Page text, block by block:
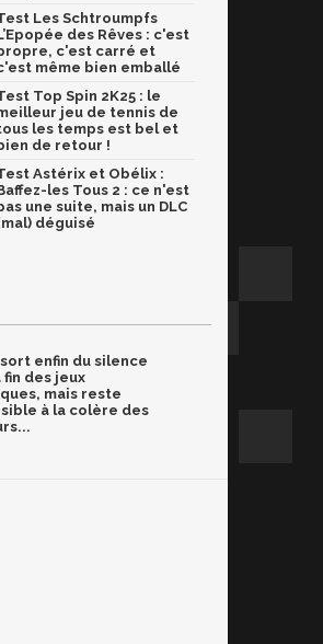
Les Schtroumpfs
des Rêves : c'est
c'est carré et
même bien emballé
Top Spin 2K25 : le
jeu de tennis de
les temps est bel et
de retour !
Astérix et Obélix :
les Tous 2 : ce n'est
une suite, mais un DLC
déguisé
enfin du silence
fin des jeux
mais reste
à la colère des